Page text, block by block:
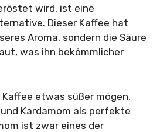
wird, ist eine
Dieser Kaffee hat
Aroma, sondern die Säure
was ihn bekömmlicher
Kaffee etwas süßer mögen,
Kardamom als perfekte
ist zwar eines der